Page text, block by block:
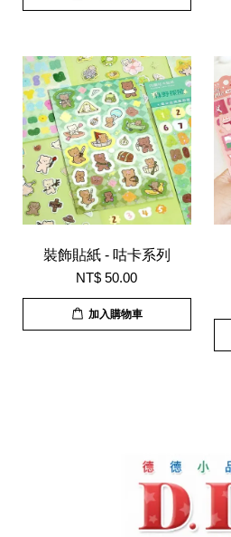
裝飾貼紙 - 咕卡系列
NT$ 50.00
加入購物車